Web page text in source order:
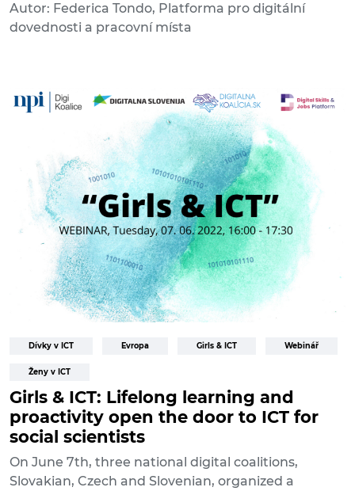
Autor: Federica Tondo, Platforma pro digitální
dovednosti a pracovní místa
Dívky v ICT Evropa Girls & ICT Webinář
Ženy v ICT
Girls & ICT: Lifelong learning and
proactivity open the door to ICT for
social scientists
On June 7th, three national digital coalitions,
Slovakian, Czech and Slovenian, organized a